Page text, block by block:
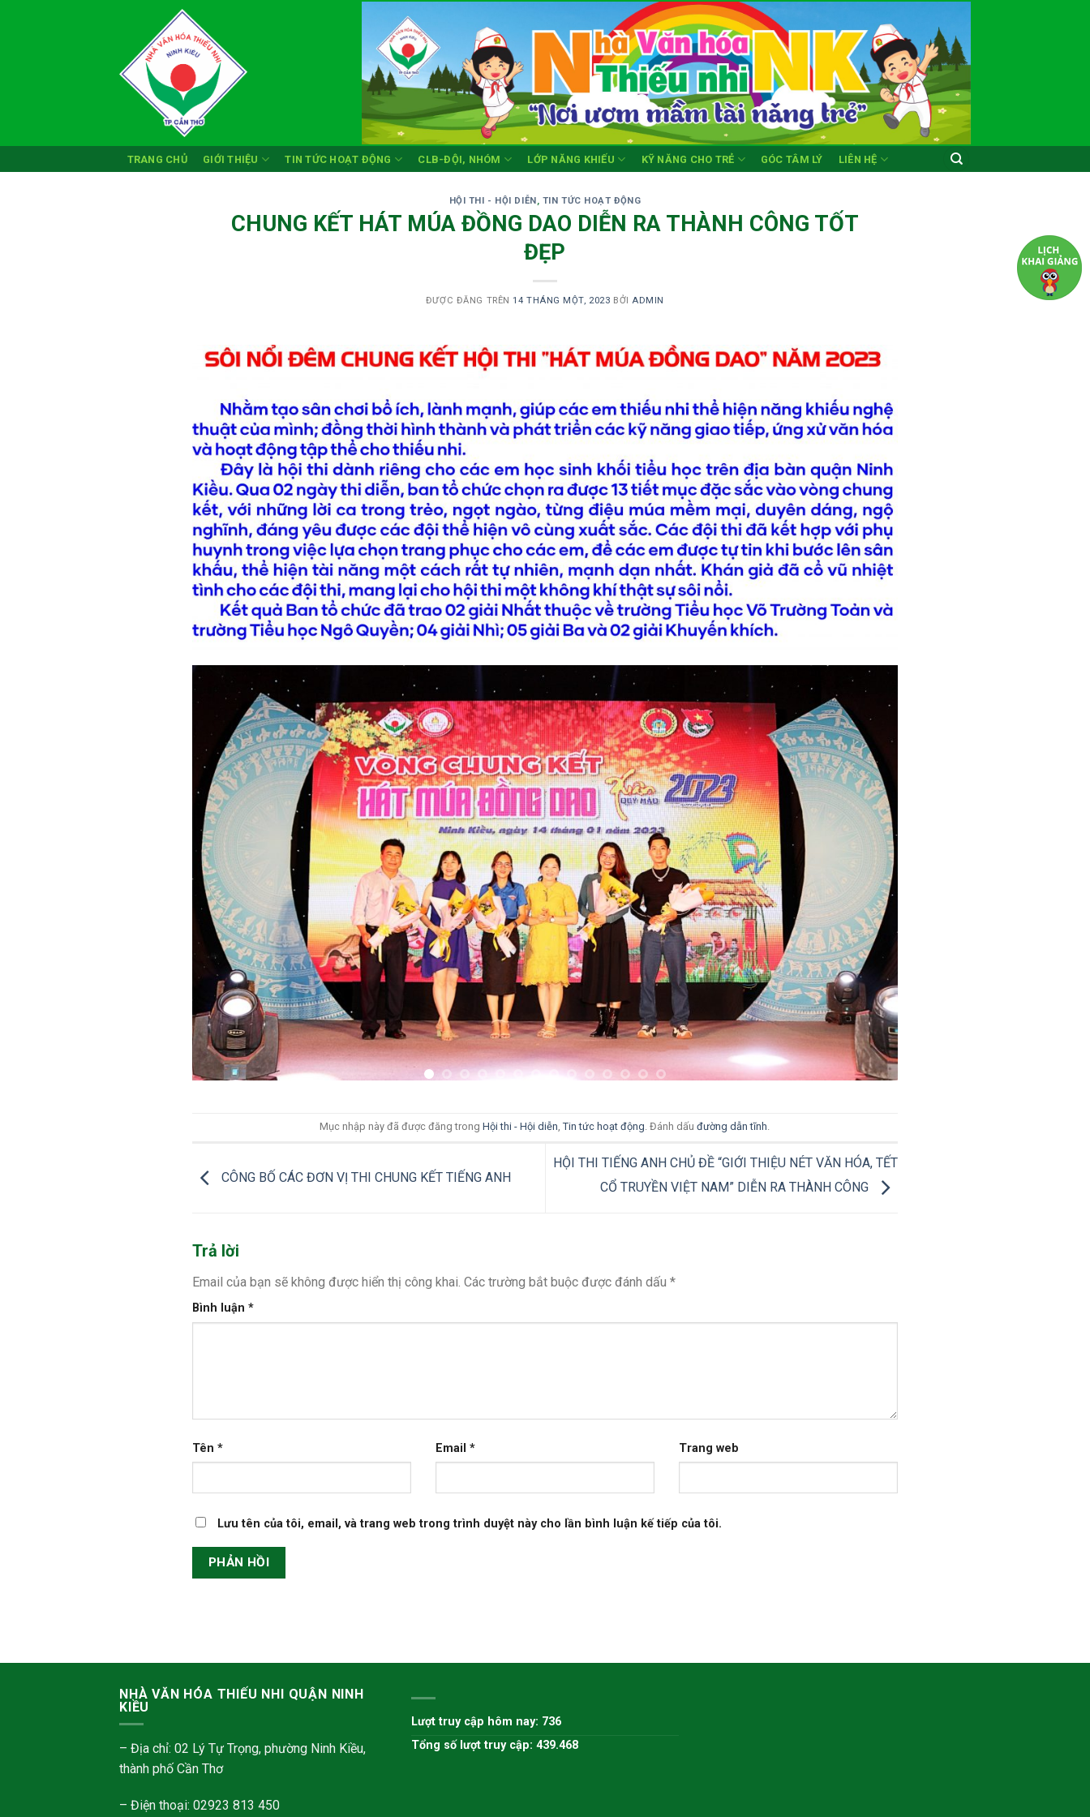
TRANG CHỦ GIỚI THIỆU TIN TỨC HOẠT ĐỘNG CLB-ĐỘI, NHÓM LỚP NĂNG KHIẾU KỸ NĂNG CHO TRẺ GÓC TÂM LÝ LIÊN HỆ
HỘI THI - HỘI DIỄN, TIN TỨC HOẠT ĐỘNG
CHUNG KẾT HÁT MÚA ĐỒNG DAO DIỄN RA THÀNH CÔNG TỐT
ĐẸP
ĐƯỢC ĐĂNG TRÊN14 THÁNG MỘT, 2023 BỞI ADMIN
Mục nhập này đã được đăng trongHội thi - Hội diễn,Tin tức hoạt động. Đánh dấuđường dẫn tĩnh.
CÔNG BỐ CÁC ĐƠN VỊ THI CHUNG KẾT TIẾNG ANH
HỘI THI TIẾNG ANH CHỦ ĐỀ “GIỚI THIỆU NÉT VĂN HÓA, TẾT
CỔ TRUYỀN VIỆT NAM” DIỄN RA THÀNH CÔNG
Trả lời
Email của bạn sẽ không được hiển thị công khai. Các trường bắt buộc được đánh dấu *
Bình luận *
Tên * Email * Trang web
Lưu tên của tôi, email, và trang web trong trình duyệt này cho lần bình luận kế tiếp của tôi.
NHÀ VĂN HÓA THIẾU NHI QUẬN NINH
KIỀU
– Địa chỉ: 02 Lý Tự Trọng, phường Ninh Kiều,
thành phố Cần Thơ
– Điện thoại: 02923 813 450
Lượt truy cập hôm nay: 736
Tổng số lượt truy cập: 439.468